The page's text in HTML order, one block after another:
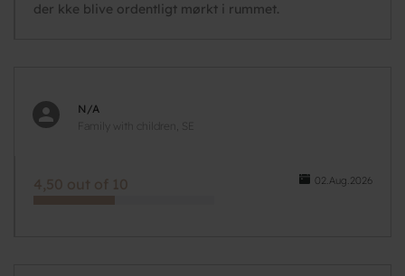
der kke blive ordentligt mørkt i rummet.
N/A
Family with children, SE
02.Aug.2026
4,50 out of 10